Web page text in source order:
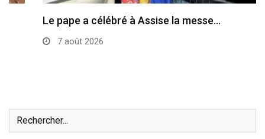
Le pape a célébré à Assise la messe…
7 août 2026